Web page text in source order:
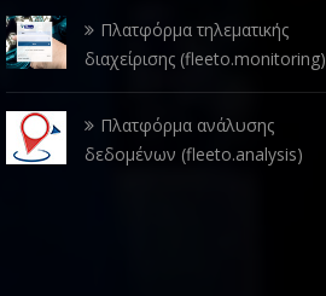
Πλατφόρμα τηλεματικής
διαχείρισης (fleeto.monitoring)
Πλατφόρμα ανάλυσης
δεδομένων (fleeto.analysis)